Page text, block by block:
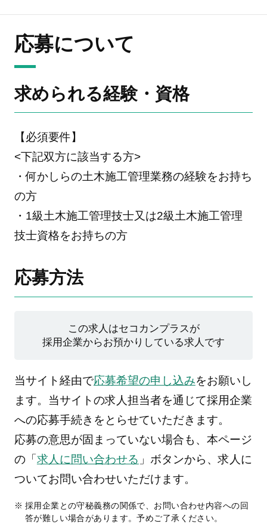
応募について
求められる経験・資格
【必須要件】
<下記双方に該当する方>
・何かしらの土木施工管理業務の経験をお持ち
の方
・1級土木施工管理技士又は2級土木施工管理
技士資格をお持ちの方
応募方法
この求人はセコカンプラスが
採用企業からお預かりしている求人です
当サイト経由で応募希望の申し込みをお願いし
ます。当サイトの求人担当者を通じて採用企業
への応募手続きをとらせていただきます。
応募の意思が固まっていない場合も、本ページ
の「 求人に問い合わせる 」ボタンから、求人に
ついてお問い合わせいただけます。
採用企業との守秘義務の関係で、お問い合わせ内容への回
答が難しい場合があります。予めご了承ください。